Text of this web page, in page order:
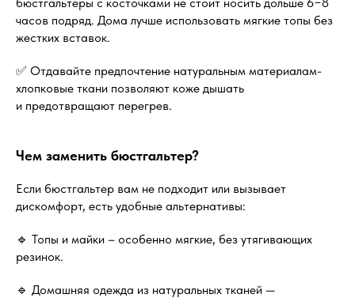
часов подряд. Дома лучше использовать мягкие топы без
жестких вставок.
✅ Отдавайте предпочтение натуральным материалам-
хлопковые ткани позволяют коже дышать
и предотвращают перегрев.
Чем заменить бюстгальтер?
Если бюстгальтер вам не подходит или вызывает
дискомфорт, есть удобные альтернативы:
🔹 Топы и майки – особенно мягкие, без утягивающих
резинок.
🔹 Домашняя одежда из натуральных тканей —